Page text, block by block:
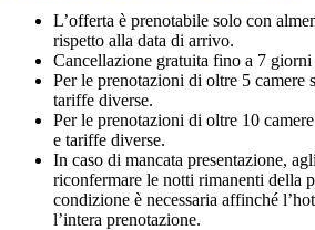
L’offerta è prenotabile solo con
rispetto alla data di arrivo.
Cancellazione gratuita fino a 7 giorni
Per le prenotazioni di oltre 5 camere
tariffe diverse.
Per le prenotazioni di oltre 10
e tariffe diverse.
In caso di mancata presentazione,
riconfermare le notti rimanenti della
condizione è necessaria affinché
l’intera prenotazione.